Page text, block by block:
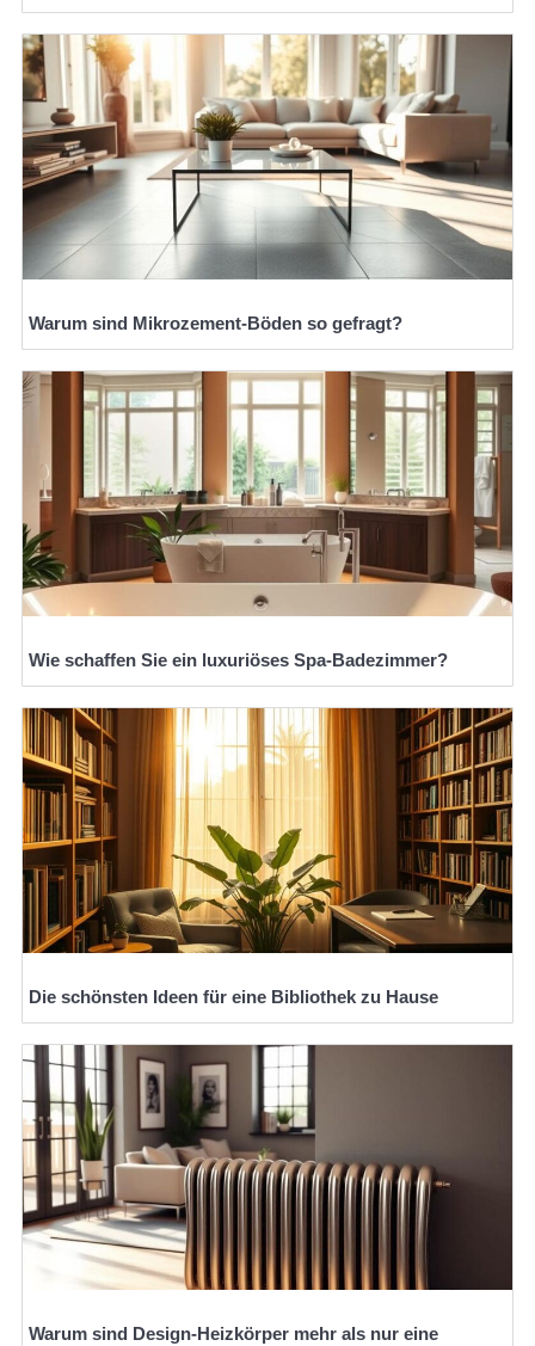
Warum sind Mikrozement-Böden so gefragt?
Wie schaffen Sie ein luxuriöses Spa-Badezimmer?
Die schönsten Ideen für eine Bibliothek zu Hause
Warum sind Design-Heizkörper mehr als nur eine